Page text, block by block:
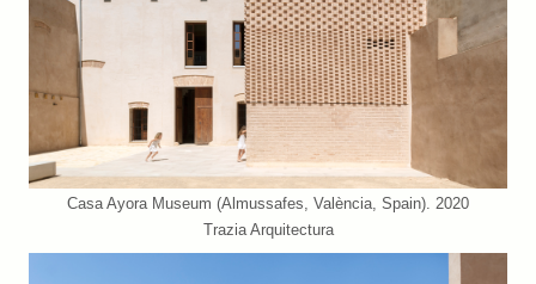
Casa Ayora Museum (Almussafes, València, Spain). 2020
Trazia Arquitectura